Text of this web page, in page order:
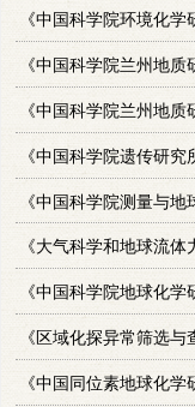
《中国科学院环境化学
《中国科学院遗传研究
《中国科学院地球化
《区域化探异常筛选与
《中国同位素地球化学